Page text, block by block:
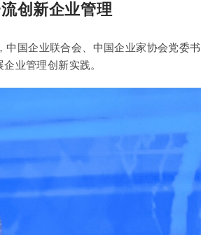
创新企业管理
国企业联合会、中国企业家协会党委
业管理创新实践。